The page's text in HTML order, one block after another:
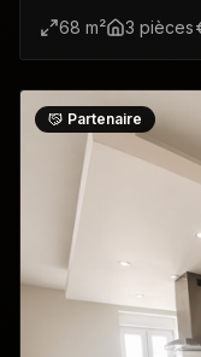
68 m² 3 pièces
Partenaire